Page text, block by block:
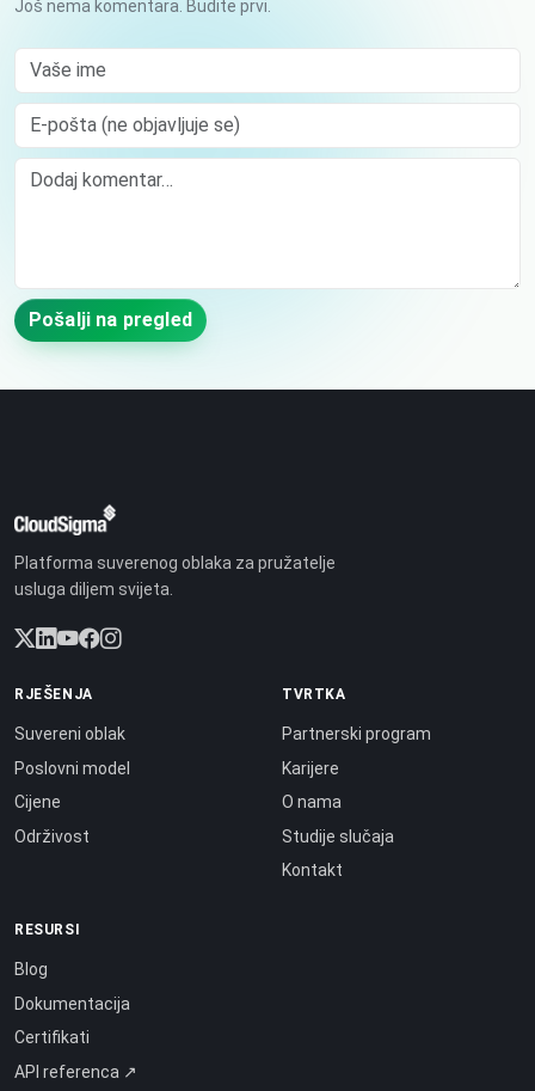
Još nema komentara. Budite prvi.
Vaše ime
E-pošta (ne objavljuje se)
Comment
Pošalji na pregled
Platforma suverenog oblaka za pružatelje
usluga diljem svijeta.
RJEŠENJA
Suvereni oblak
Poslovni model
Cijene
Održivost
TVRTKA
Partnerski program
Karijere
O nama
Studije slučaja
Kontakt
RESURSI
Blog
Dokumentacija
Certifikati
API referenca ↗